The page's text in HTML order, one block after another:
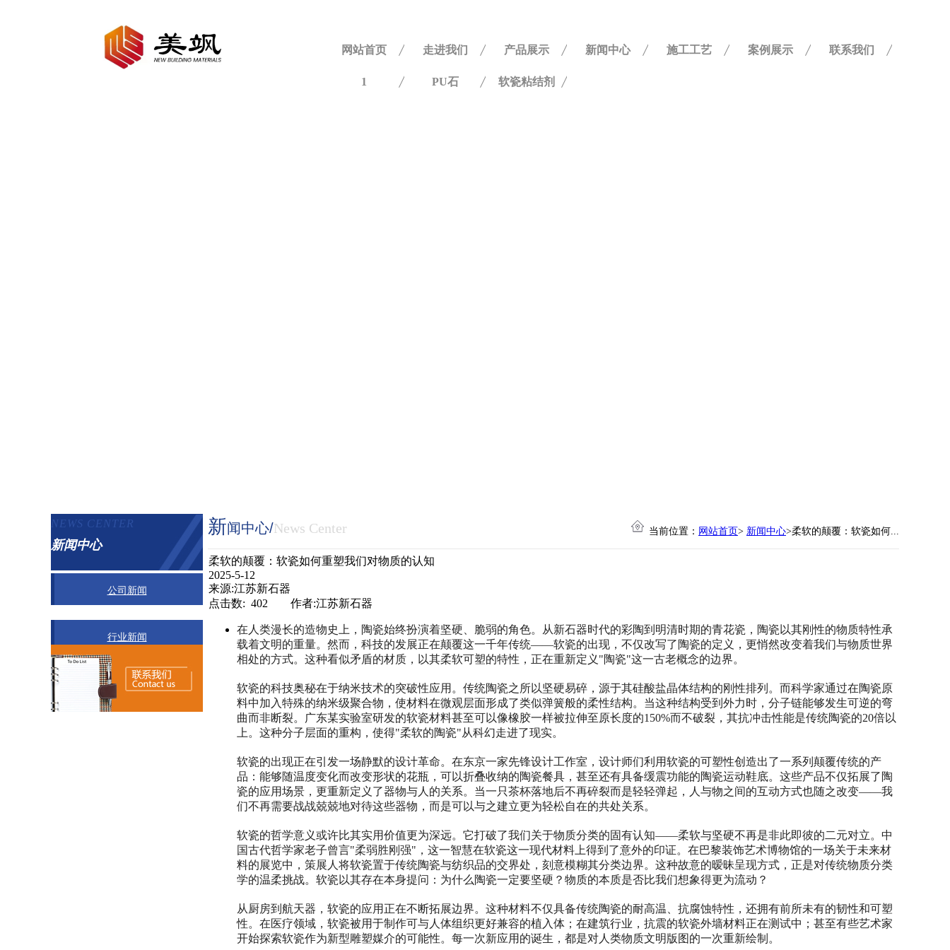
网站首页 走进我们 产品展示 新闻中心 施工工艺 案例展示 联系我们
1 PU石
软瓷粘结剂
NEWS CENTER​
新闻中心
公司新闻
行业新闻
新闻中心/News Center 当前位置： 网站首页> 新闻中心>柔软的颠覆：软瓷如何...
柔软的颠覆：软瓷如何重塑我们对物质的认知
2025-5-12
来源:江苏新石器
点击数: 402 作者:江苏新石器
在人类漫长的造物史上，陶瓷始终扮演着坚硬、脆弱的角色。从新石器时代的彩陶到明清时期的青花瓷，陶瓷以其刚性的物质特性承
载着文明的重量。然而，科技的发展正在颠覆这一千年传统——软瓷的出现，不仅改写了陶瓷的定义，更悄然改变着我们与物质世界
相处的方式。这种看似矛盾的材质，以其柔软可塑的特性，正在重新定义"陶瓷"这一古老概念的边界。
软瓷的科技奥秘在于纳米技术的突破性应用。传统陶瓷之所以坚硬易碎，源于其硅酸盐晶体结构的刚性排列。而科学家通过在陶瓷原
料中加入特殊的纳米级聚合物，使材料在微观层面形成了类似弹簧般的柔性结构。当这种结构受到外力时，分子链能够发生可逆的弯
曲而非断裂。广东某实验室研发的软瓷材料甚至可以像橡胶一样被拉伸至原长度的150%而不破裂，其抗冲击性能是传统陶瓷的20倍以
上。这种分子层面的重构，使得"柔软的陶瓷"从科幻走进了现实。
软瓷的出现正在引发一场静默的设计革命。在东京一家先锋设计工作室，设计师们利用软瓷的可塑性创造出了一系列颠覆传统的产
品：能够随温度变化而改变形状的花瓶，可以折叠收纳的陶瓷餐具，甚至还有具备缓震功能的陶瓷运动鞋底。这些产品不仅拓展了陶
瓷的应用场景，更重新定义了器物与人的关系。当一只茶杯落地后不再碎裂而是轻轻弹起，人与物之间的互动方式也随之改变——我
们不再需要战战兢兢地对待这些器物，而是可以与之建立更为轻松自在的共处关系。
软瓷的哲学意义或许比其实用价值更为深远。它打破了我们关于物质分类的固有认知——柔软与坚硬不再是非此即彼的二元对立。中
国古代哲学家老子曾言"柔弱胜刚强"，这一智慧在软瓷这一现代材料上得到了意外的印证。在巴黎装饰艺术博物馆的一场关于未来材
料的展览中，策展人将软瓷置于传统陶瓷与纺织品的交界处，刻意模糊其分类边界。这种故意的暧昧呈现方式，正是对传统物质分类
学的温柔挑战。软瓷以其存在本身提问：为什么陶瓷一定要坚硬？物质的本质是否比我们想象得更为流动？
从厨房到航天器，软瓷的应用正在不断拓展边界。这种材料不仅具备传统陶瓷的耐高温、抗腐蚀特性，还拥有前所未有的韧性和可塑
性。在医疗领域，软瓷被用于制作可与人体组织更好兼容的植入体；在建筑行业，抗震的软瓷外墙材料正在测试中；甚至有些艺术家
开始探索软瓷作为新型雕塑媒介的可能性。每一次新应用的诞生，都是对人类物质文明版图的一次重新绘制。